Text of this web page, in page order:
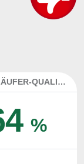
DAUERLÄUFER-QUALITÄTEN
%